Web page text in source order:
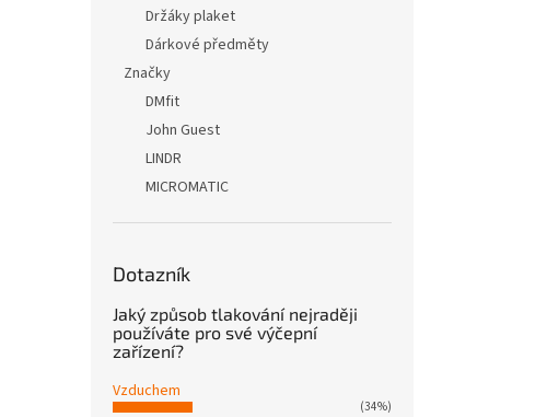
Držáky plaket
Dárkové předměty
Značky
DMfit
John Guest
LINDR
MICROMATIC
Dotazník
Jaký způsob tlakování nejraději
používáte pro své výčepní
zařízení?
Vzduchem
(34%)